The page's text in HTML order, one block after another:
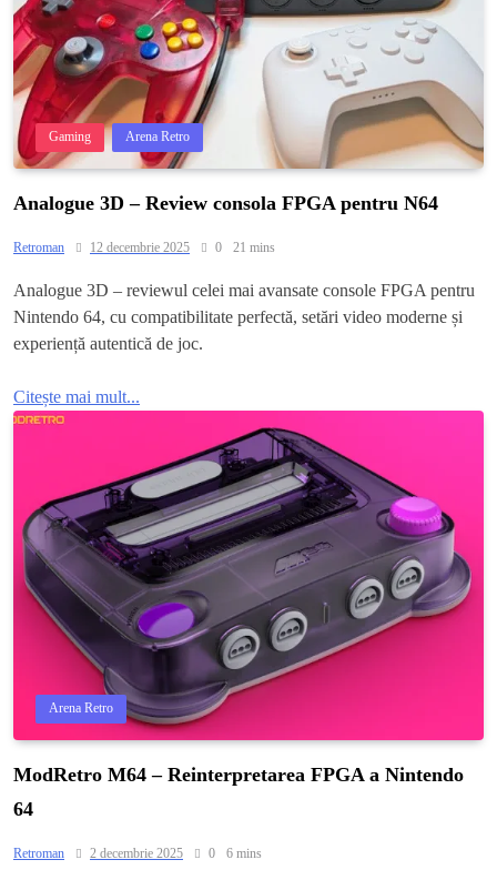
Gaming Arena Retro
Analogue 3D – Review consola FPGA pentru N64
Retroman 12 decembrie 2025 0 21 mins
Analogue 3D – reviewul celei mai avansate console FPGA pentru
Nintendo 64, cu compatibilitate perfectă, setări video moderne și
experiență autentică de joc.
Citește mai mult...
Arena Retro
ModRetro M64 – Reinterpretarea FPGA a Nintendo
64
Retroman 2 decembrie 2025 0 6 mins